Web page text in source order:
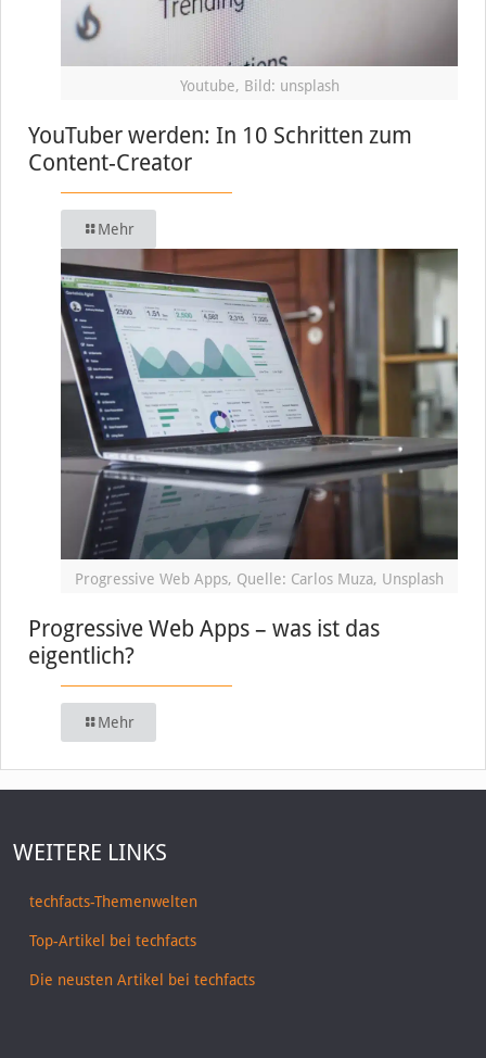
Youtube, Bild: unsplash
YouTuber werden: In 10 Schritten zum
Content-Creator
Mehr
Progressive Web Apps, Quelle: Carlos Muza, Unsplash
Progressive Web Apps – was ist das
eigentlich?
Mehr
WEITERE LINKS
techfacts-Themenwelten
Top-Artikel bei techfacts
Die neusten Artikel bei techfacts